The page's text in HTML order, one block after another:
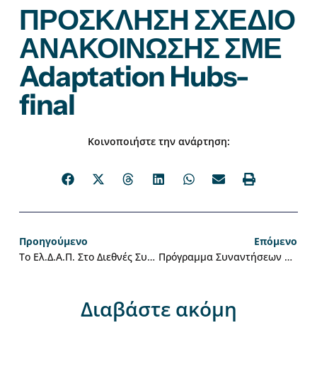
ΠΡΟΣΚΛΗΣΗ ΣΧΕΔΙΟ
ΑΝΑΚΟΙΝΩΣΗΣ ΣΜΕ
Adaptation Hubs-
final
Κοινοποιήστε την ανάρτηση:
Προηγούμενο
Το Ελ.Δ.Α.Π. Στο Διεθνές Συνέδριο ICPCDGR 2026
Επόμενο
Πρόγραμμα Συναντήσεων Του Ελληνικού Δικτύου Ανθεκτικών Πόλεων Στη Βόρεια Ελλάδα | 13–16 Μαΐου 2026
Διαβάστε ακόμη